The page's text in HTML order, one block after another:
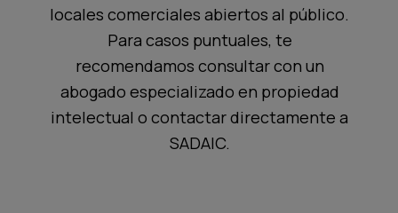
locales comerciales abiertos al público.
Para casos puntuales, te
recomendamos consultar con un
abogado especializado en propiedad
intelectual o contactar directamente a
SADAIC.